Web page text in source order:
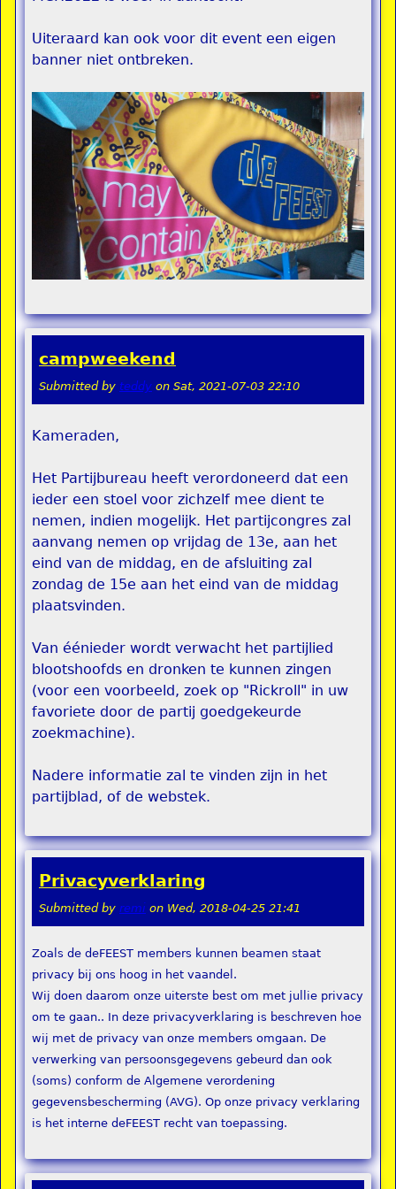
Uiteraard kan ook voor dit event een eigen
banner niet ontbreken.
campweekend
Submitted by teddy on Sat, 2021-07-03 22:10
Kameraden,
Het Partijbureau heeft verordoneerd dat een
ieder een stoel voor zichzelf mee dient te
nemen, indien mogelijk. Het partijcongres zal
aanvang nemen op vrijdag de 13e, aan het
eind van de middag, en de afsluiting zal
zondag de 15e aan het eind van de middag
plaatsvinden.
Van éénieder wordt verwacht het partijlied
blootshoofds en dronken te kunnen zingen
(voor een voorbeeld, zoek op "Rickroll" in uw
favoriete door de partij goedgekeurde
zoekmachine).
Nadere informatie zal te vinden zijn in het
partijblad, of de webstek.
Privacyverklaring
Submitted by remi on Wed, 2018-04-25 21:41
Zoals de deFEEST members kunnen beamen staat
privacy bij ons hoog in het vaandel.
Wij doen daarom onze uiterste best om met jullie privacy
om te gaan.. In deze privacyverklaring is beschreven hoe
wij met de privacy van onze members omgaan. De
verwerking van persoonsgegevens gebeurd dan ook
(soms) conform de Algemene verordening
gegevensbescherming (AVG). Op onze privacy verklaring
is het interne deFEEST recht van toepassing.